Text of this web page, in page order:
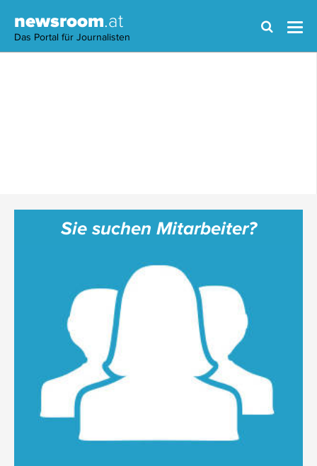
newsroom.at
Das Portal für Journalisten
Sie suchen Mitarbeiter?